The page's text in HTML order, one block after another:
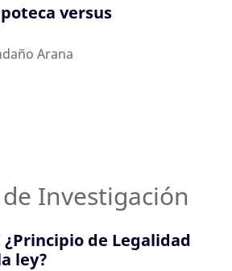
versus
Arana
Investigación
de Legalidad
ley?